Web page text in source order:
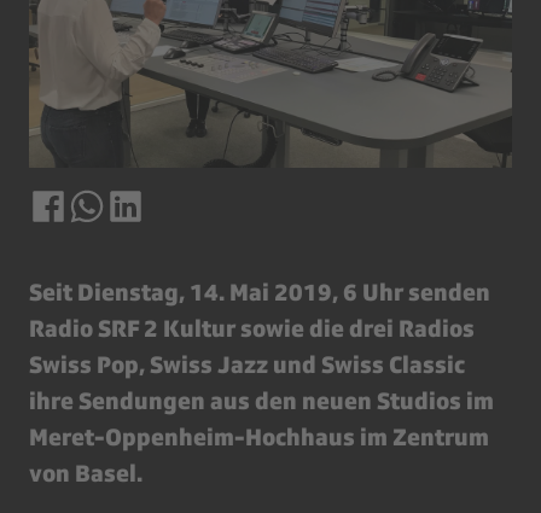
Seit Dienstag, 14. Mai 2019, 6 Uhr senden
Radio SRF 2 Kultur sowie die drei Radios
Swiss Pop, Swiss Jazz und Swiss Classic
ihre Sendungen aus den neuen Studios im
Meret-Oppenheim-Hochhaus im Zentrum
von Basel.